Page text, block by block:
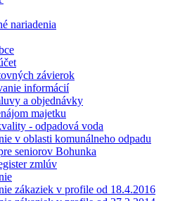
nariadenia
závierok
informácií
a objednávky
majetku
- odpadová voda
v oblasti komunálneho odpadu
seniorov Bohunka
zmlúv
zákaziek v profile od 18.4.2016